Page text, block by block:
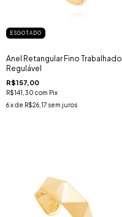
ESGOTADO
Anel Retangular Fino Trabalhado
Regulável
R$157,00
R$141,30 com Pix
6x de R$26,17 sem juros